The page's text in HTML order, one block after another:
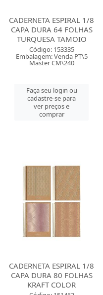
CADERNETA ESPIRAL 1/8
CAPA DURA 64 FOLHAS
TURQUESA TAMOIO
Código: 153335
Embalagem: Venda PT\5
Master CM\240
Faça seu login ou
cadastre-se para
ver preços e
comprar
CADERNETA ESPIRAL 1/8
CAPA DURA 80 FOLHAS
KRAFT COLOR